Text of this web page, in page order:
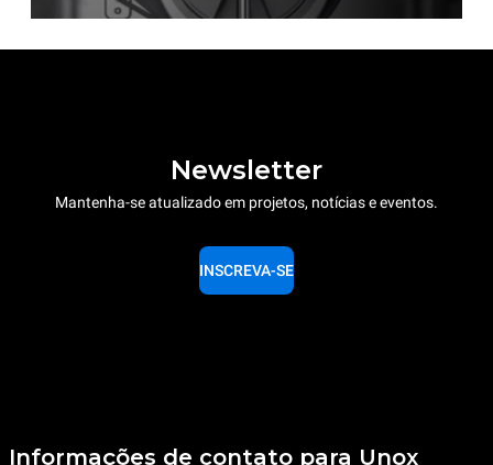
Newsletter
Mantenha-se atualizado em projetos, notícias e eventos.
INSCREVA-SE
Informações de contato para Unox